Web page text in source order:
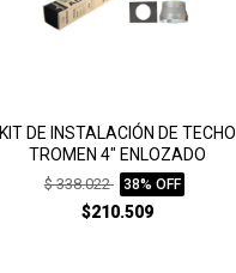
KIT DE INSTALACIÓN DE TECHO
TROMEN 4" ENLOZADO
$ 338.022 38% OFF
$210.509